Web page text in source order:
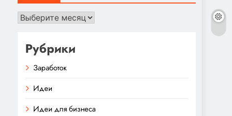
Архивы
Рубрики
Заработок
Идеи
Идеи для бизнеса